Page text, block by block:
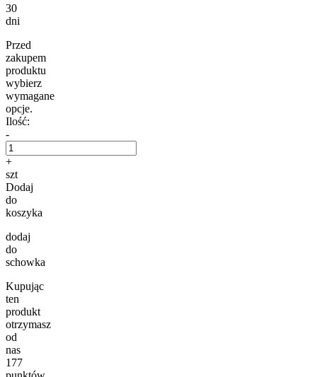
30
dni
Przed
zakupem
produktu
wybierz
wymagane
opcje.
Ilość:
-
+
szt
Dodaj
do
koszyka
dodaj
do
schowka
Kupując
ten
produkt
otrzymasz
od
nas
177